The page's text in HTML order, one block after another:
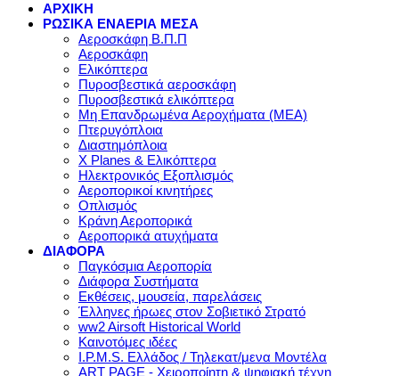
ΑΡΧΙΚΗ
ΡΩΣΙΚΑ ΕΝΑΕΡΙΑ ΜΕΣΑ
Αεροσκάφη Β.Π.Π
Αεροσκάφη
Ελικόπτερα
Πυροσβεστικά αεροσκάφη
Πυροσβεστικά ελικόπτερα
Μη Επανδρωμένα Αεροχήματα (ΜΕΑ)
Πτερυγόπλοια
Διαστημόπλοια
X Planes & Ελικόπτερα
Ηλεκτρονικός Εξοπλισμός
Αεροπορικοί κινητήρες
Οπλισμός
Κράνη Αεροπορικά
Αεροπορικά ατυχήματα
ΔΙΑΦΟΡΑ
Παγκόσμια Αεροπορία
Διάφορα Συστήματα
Εκθέσεις, μουσεία, παρελάσεις
Έλληνες ήρωες στον Σοβιετικό Στρατό
ww2 Airsoft Historical World
Καινοτόμες ιδέες
I.P.M.S. Ελλάδος / Τηλεκατ/μενα Μοντέλα
ART PAGE - Χειροποίητη & ψηφιακή τέχνη